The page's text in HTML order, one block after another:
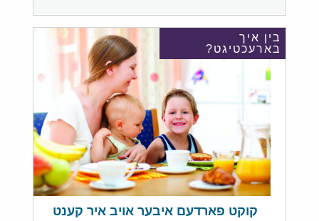
בין איך
בארעכטיגט?
קוקט פארדעם איבער אויב איר קענט